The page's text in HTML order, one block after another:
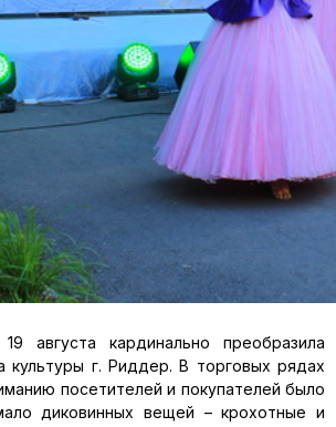
августа кардинально преобразила
г. Риддер. В торговых рядах
посетителей и покупателей было
диковинных вещей – крохотные и